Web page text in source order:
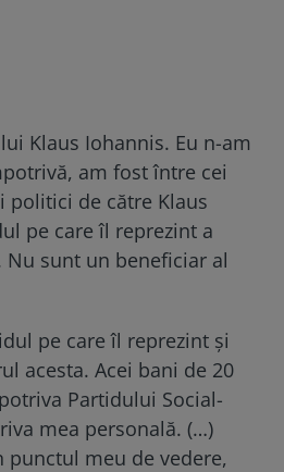
Klaus Iohannis. Eu n-am
am fost între cei
politici de către Klaus
pe care îl reprezint a
sunt un beneficiar al
pe care îl reprezint și
acesta. Acei bani de 20
Partidului Social-
mea personală. (…)
punctul meu de vedere,